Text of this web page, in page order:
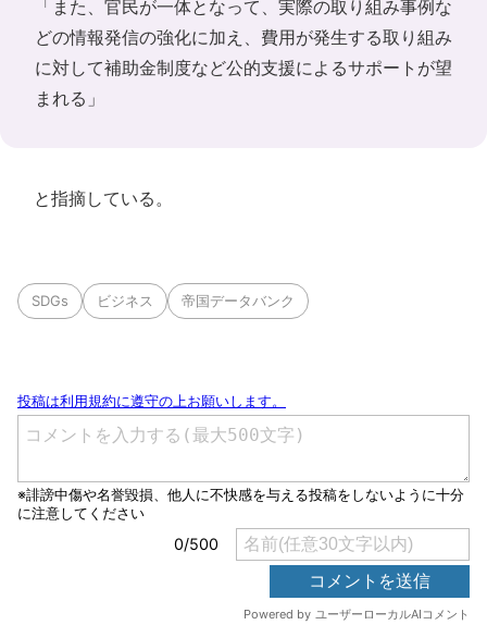
「また、官民が一体となって、実際の取り組み事例な
どの情報発信の強化に加え、費用が発生する取り組み
に対して補助金制度など公的支援によるサポートが望
まれる」
と指摘している。
SDGs ビジネス 帝国データバンク